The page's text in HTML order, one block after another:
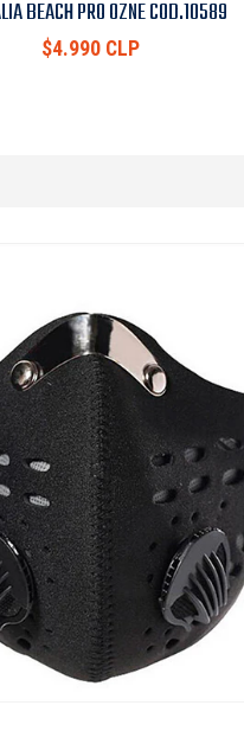
BEACH PRO OZNE COD.10589
$4.990 CLP